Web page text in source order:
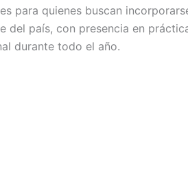
para quienes buscan
del país, con presencia en
durante todo el año.